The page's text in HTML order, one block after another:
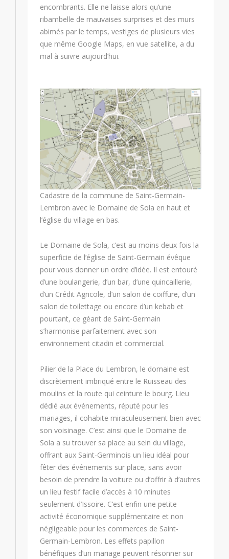
encombrants. Elle ne laisse alors qu’une
ribambelle de mauvaises surprises et des murs
abimés par le temps, vestiges de plusieurs vies
que même Google Maps, en vue satellite, a du
mal à suivre aujourd’hui.
Cadastre de la commune de Saint-Germain-
Lembron avec le Domaine de Sola en haut et
l’église du village en bas.
Le Domaine de Sola, c’est au moins deux fois la
superficie de l’église de Saint-Germain évêque
pour vous donner un ordre d’idée. Il est entouré
d’une boulangerie, d’un bar, d’une quincaillerie,
d’un Crédit Agricole, d’un salon de coiffure, d’un
salon de toilettage ou encore d’un kebab et
pourtant, ce géant de Saint-Germain
s’harmonise parfaitement avec son
environnement citadin et commercial.
Pilier de la Place du Lembron, le domaine est
discrètement imbriqué entre le Ruisseau des
moulins et la route qui ceinture le bourg. Lieu
dédié aux événements, réputé pour les
mariages, il cohabite miraculeusement bien avec
son voisinage. C’est ainsi que le Domaine de
Sola a su trouver sa place au sein du village,
offrant aux Saint-Germinois un lieu idéal pour
fêter des événements sur place, sans avoir
besoin de prendre la voiture ou d’offrir à d’autres
un lieu festif facile d’accès à 10 minutes
seulement d’Issoire. C’est enfin une petite
activité économique supplémentaire et non
négligeable pour les commerces de Saint-
Germain-Lembron. Les effets papillon
bénéfiques d’un mariage peuvent résonner sur